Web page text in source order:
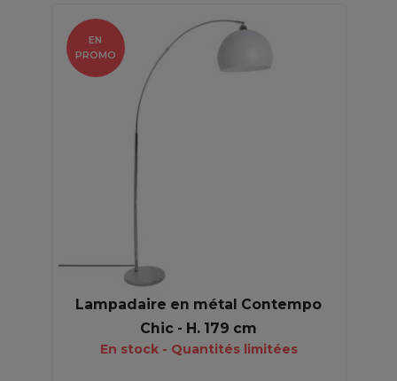
Lampadaire en métal Contempo
Chic - H. 179 cm
En stock - Quantités limitées
EN
PROMO